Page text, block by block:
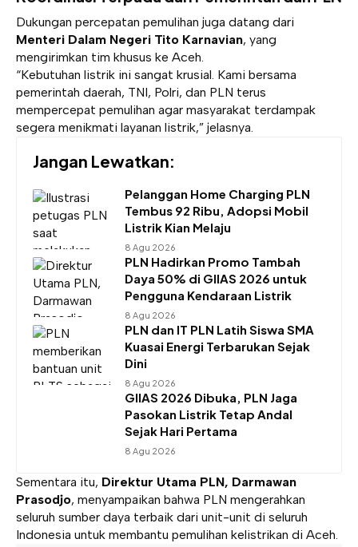
Dukungan percepatan pemulihan juga datang dari
Menteri Dalam Negeri Tito Karnavian, yang
mengirimkan tim khusus ke Aceh.
“Kebutuhan listrik ini sangat krusial. Kami bersama
pemerintah daerah, TNI, Polri, dan PLN terus
mempercepat pemulihan agar masyarakat terdampak
segera menikmati layanan listrik,” jelasnya.
Jangan Lewatkan:
Pelanggan Home Charging PLN
Tembus 92 Ribu, Adopsi Mobil
Listrik Kian Melaju
8 Agu 2026
PLN Hadirkan Promo Tambah
Daya 50% di GIIAS 2026 untuk
Pengguna Kendaraan Listrik
8 Agu 2026
PLN dan IT PLN Latih Siswa SMA
Kuasai Energi Terbarukan Sejak
Dini
8 Agu 2026
GIIAS 2026 Dibuka, PLN Jaga
Pasokan Listrik Tetap Andal
Sejak Hari Pertama
8 Agu 2026
Sementara itu, Direktur Utama PLN, Darmawan
Prasodjo, menyampaikan bahwa PLN mengerahkan
seluruh sumber daya terbaik dari unit-unit di seluruh
Indonesia untuk membantu pemulihan kelistrikan di Aceh.